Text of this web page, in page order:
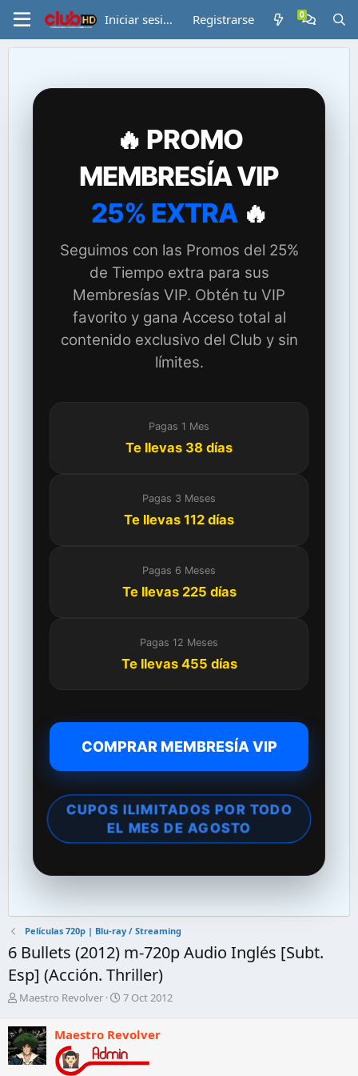
Iniciar sesión Registrarse
🔥 PROMO
MEMBRESÍA VIP
25% EXTRA🔥
Seguimos con las Promos del 25%
de Tiempo extra para sus
Membresías VIP. Obtén tu VIP
favorito y gana Acceso total al
contenido exclusivo del Club y sin
límites.
Pagas 1 Mes
Te llevas 38 días
Pagas 3 Meses
Te llevas 112 días
Pagas 6 Meses
Te llevas 225 días
Pagas 12 Meses
Te llevas 455 días
COMPRAR MEMBRESÍA VIP
CUPOS ILIMITADOS POR TODO
EL MES DE AGOSTO
Películas 720p | Blu-ray / Streaming
6 Bullets (2012) m-720p Audio Inglés [Subt.
Esp] (Acción. Thriller)
A
t
o
r
d
Maestro Revolver
F
h
a
d
7 Oct 2012
Maestro Revolver